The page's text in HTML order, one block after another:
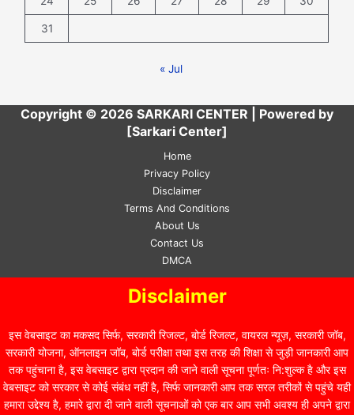
31
« Jul
Copyright © 2026 SARKARI CENTER | Powered by
[Sarkari Center]
Home
Privacy Policy
Disclaimer
Terms And Conditions
About Us
Contact Us
DMCA
Disclaimer
इस वेबसाइट का मकसद सिर्फ, सरकारी रिजल्ट, बोर्ड रिजल्ट, वायरल न्यूज़, सरकारी जॉब,
सरकारी योजना, ऑनलाइन जॉब, बोर्ड परीक्षा तथा इस तरह की शिक्षा से जुड़ी जानकारी आप
तक पहुंचाना है, इस वेबसाइट द्वारा प्रदान की जाने वाली सूचना पूर्णतः नि:शुल्क है और इस
वेबसाइट को सरकार से कोई संबंध नहीं है, सिर्फ जानकारी आप तक सरल तरीकों से पहुंचे यही
हमारा उद्देश्य है, हमारे द्वारा दी जाने वाली सूचनाओं को एक बार आप सभी अवश्य ही अपने द्वारा